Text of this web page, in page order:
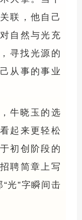
联，他自己
自然与光充
寻找光源的
从事的事业
牛晓玉的选
起来更轻松
初创阶段的
聘简章上写
光”字瞬间击